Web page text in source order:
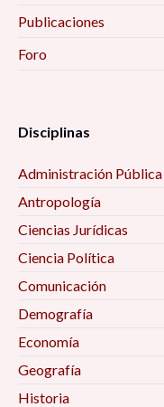
Publicaciones
Foro
Disciplinas
Administración Pública
Antropología
Ciencias Jurídicas
Ciencia Política
Comunicación
Demografía
Economía
Geografía
Historia